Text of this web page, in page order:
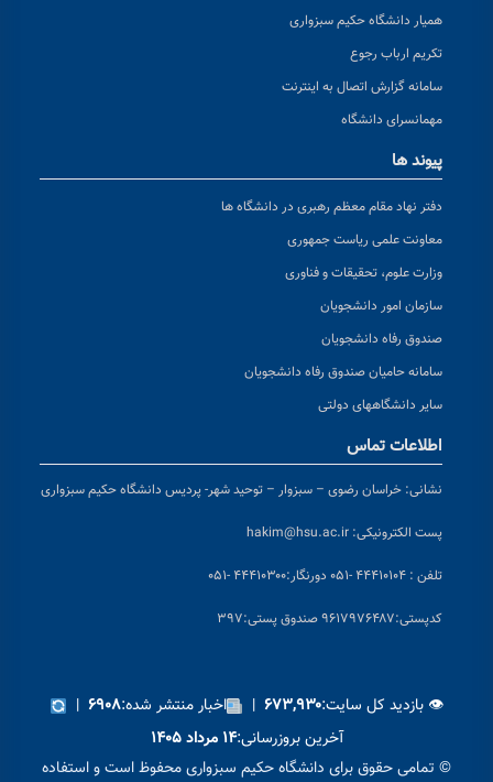
همیار دانشگاه حکیم سبزواری
تکریم ارباب رجوع
سامانه گزارش اتصال به اینترنت
مهمانسرای دانشگاه
پیوند ها
دفتر نهاد مقام معظم رهبری در دانشگاه ها
معاونت علمی ریاست جمهوری
وزارت علوم، تحقیقات و فناوری
سازمان امور دانشجویان
صندوق رفاه دانشجویان
سامانه حامیان صندوق رفاه دانشجویان
سایر دانشگاههای دولتی
اطلاعات تماس
نشانی: خراسان رضوی – سبزوار – توحید شهر- پردیس دانشگاه حکیم سبزواری
پست الکترونیکی: hakim@hsu.ac.ir
تلفن : ۴۴۴۱۰۱۰۴ -۰۵۱ دورنگار:۴۴۴۱۰۳۰۰ -۰۵۱
کدپستی:۹۶۱۷۹۷۶۴۸۷ صندوق پستی:۳۹۷
👁 بازدید کل سایت:۶۷۳,۹۳۰ | اخبار منتشر شده:۶۹۰۸ |
آخرین بروزرسانی:۱۴ مرداد ۱۴۰۵
© تمامی حقوق برای دانشگاه حکیم سبزواری محفوظ است و استفاده